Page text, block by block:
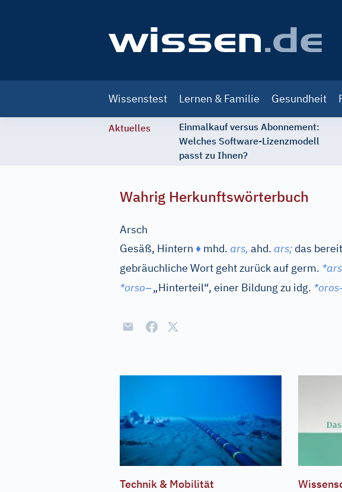
navigation
Wissenstest Lernen & Familie Gesundheit
Aktuelles
Einmalkauf versus Abonnement:
Welches Software-Lizenzmodell
passt zu Ihnen?
Wahrig Herkunftswörterbuch
Arsch
Gesäß, Hintern ♦ mhd. ars, ahd. ars; das
gebräuchliche Wort geht zurück auf germ.
*orso–„Hinterteil“, einer Bildung zu idg. *oros
Technik & Mobilität